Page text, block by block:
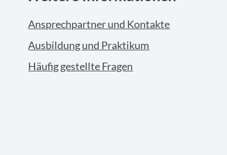
Ansprechpartner und Kontakte
Ausbildung und Praktikum
Häufig gestellte Fragen